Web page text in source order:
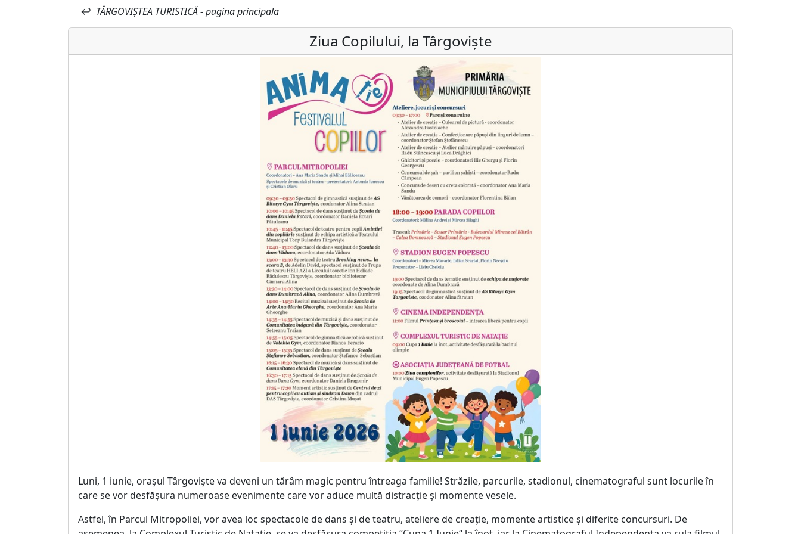
↩ TÂRGOVIȘTEA TURISTICĂ - pagina principala
Ziua Copilului, la Târgoviște
Luni, 1 iunie, orașul Târgoviște va deveni un tărâm magic pentru întreaga familie! Străzile, parcurile, stadionul, cinematograful sunt locurile în
care se vor desfășura numeroase evenimente care vor aduce multă distracție și momente vesele.
Astfel, în Parcul Mitropoliei, vor avea loc spectacole de dans și de teatru, ateliere de creație, momente artistice și diferite concursuri. De